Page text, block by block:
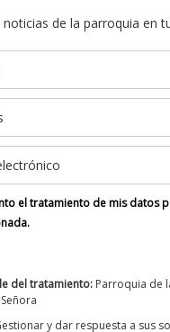
noticias de la parroquia en
el tratamiento de mis datos
del tratamiento: Parroquia de
y dar respuesta a sus